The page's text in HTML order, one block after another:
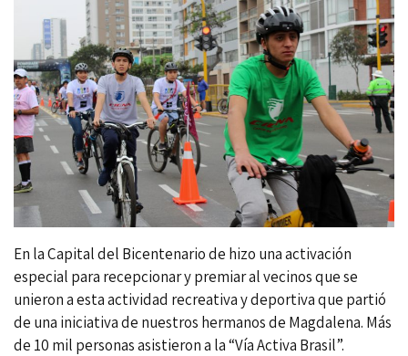
En la Capital del Bicentenario de hizo una activación
especial para recepcionar y premiar al vecinos que se
unieron a esta actividad recreativa y deportiva que partió
de una iniciativa de nuestros hermanos de Magdalena. Más
de 10 mil personas asistieron a la “Vía Activa Brasil”.